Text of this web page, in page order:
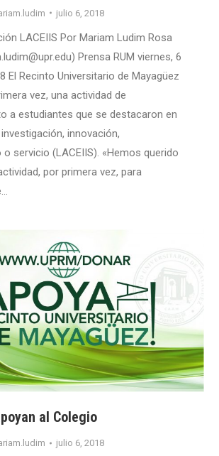
julio 6, 2018
LACEIIS Por Mariam Ludim Rosa
Prensa RUM viernes, 6
El Recinto Universitario de Mayagüez
vez, una actividad de
a estudiantes que se destacaron en
innovación,
servicio (LACEIIS). «Hemos querido
por primera vez, para
al Colegio
julio 6, 2018